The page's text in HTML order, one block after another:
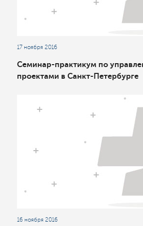
17 ноября 2016
Семинар-практикум по
проектами в Санкт-Петербурге
16 ноября 2016